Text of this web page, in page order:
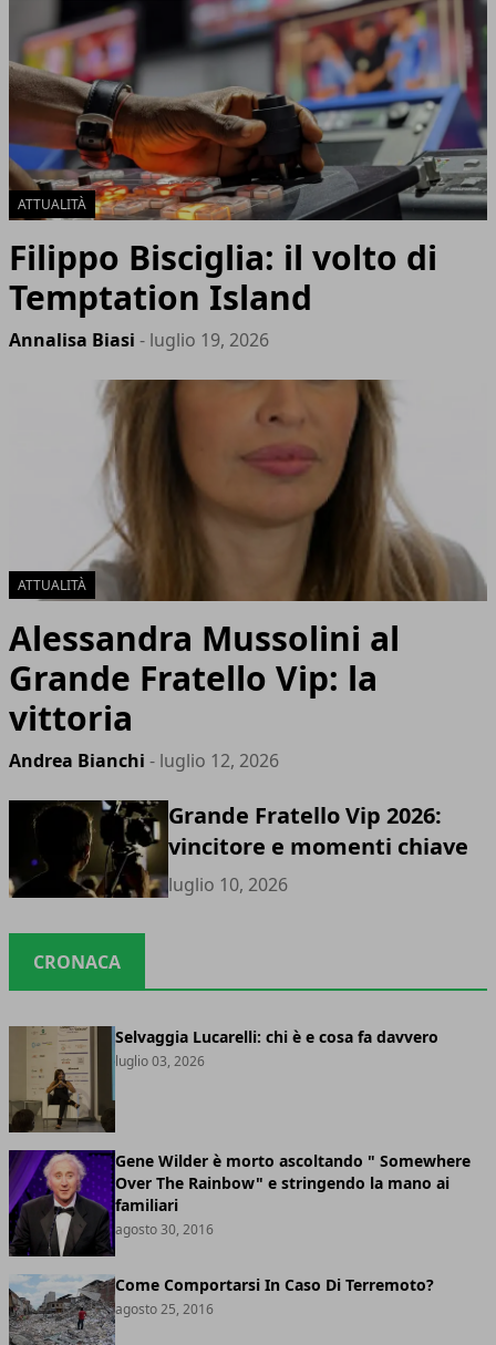
ATTUALITÀ
Filippo Bisciglia: il volto di
Temptation Island
Annalisa Biasi - luglio 19, 2026
ATTUALITÀ
Alessandra Mussolini al
Grande Fratello Vip: la
vittoria
Andrea Bianchi - luglio 12, 2026
Grande Fratello Vip 2026:
vincitore e momenti chiave
luglio 10, 2026
CRONACA
Selvaggia Lucarelli: chi è e cosa fa davvero
luglio 03, 2026
Gene Wilder è morto ascoltando " Somewhere
Over The Rainbow" e stringendo la mano ai
familiari
agosto 30, 2016
Come Comportarsi In Caso Di Terremoto?
agosto 25, 2016